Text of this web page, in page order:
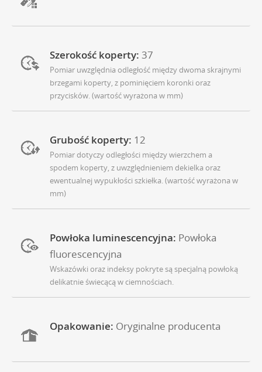
Szerokość koperty: 37
Pomiar uwzględnia odległość między dwoma skrajnymi
brzegami koperty, z pominięciem koronki oraz
przycisków. (wartość wyrażona w mm)
Grubość koperty: 12
Pomiar dotyczy odległości między wierzchem a
spodem koperty, z uwzględnieniem dekielka oraz
ewentualnej wypukłości szkiełka. (wartość wyrażona w
mm)
Powłoka luminescencyjna: Powłoka
fluorescencyjna
Wskazówki oraz indeksy pokryte są specjalną powłoką
delikatnie świecącą w ciemnościach.
Opakowanie: Oryginalne producenta